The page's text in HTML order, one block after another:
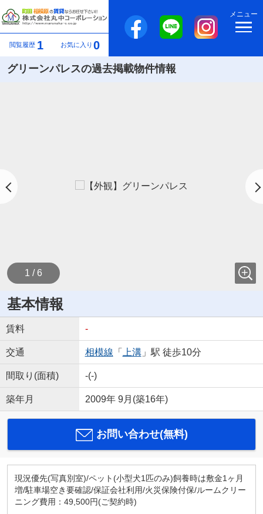
閲覧履歴 1 お気に入り 0
メニュー
グリーンパレスの過去掲載物件情報
1 / 6
基本情報
賃料 -
交通 相模線 「 上溝」駅 徒歩10分
間取り(面積) -(-)
築年月 2009年 9月(築16年)
お問い合わせ(無料)
現況優先(写真別室)/ペット(小型犬1匹のみ)飼養時は敷金1ヶ月
増/駐車場空き要確認/保証会社利用/火災保険付保/ルームクリー
ニング費用：49,500円(ご契約時)